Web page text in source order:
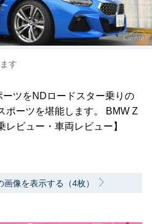
す
ツをNDロードスター乗りの
ポーツを堪能します。 BMW Z
ビュー・車両レビュー】
像を表示する（4枚）